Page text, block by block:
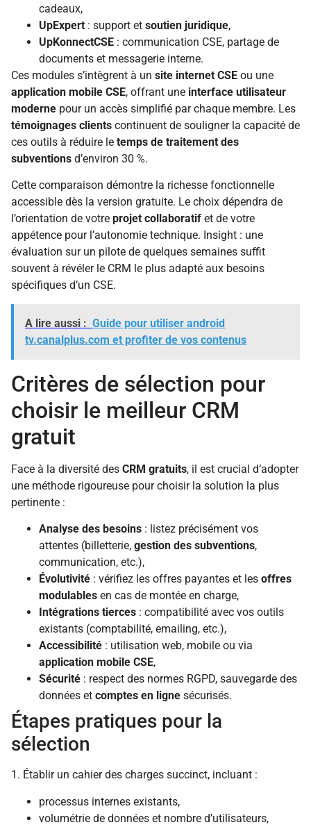
cadeaux,
UpExpert : support et soutien juridique,
UpKonnectCSE : communication CSE, partage de
documents et messagerie interne.
Ces modules s’intègrent à un site internet CSE ou une
application mobile CSE, offrant une interface utilisateur
moderne pour un accès simplifié par chaque membre. Les
témoignages clients continuent de souligner la capacité de
ces outils à réduire le temps de traitement des
subventions d’environ 30 %.
Cette comparaison démontre la richesse fonctionnelle
accessible dès la version gratuite. Le choix dépendra de
l’orientation de votre projet collaboratif et de votre
appétence pour l’autonomie technique. Insight : une
évaluation sur un pilote de quelques semaines suffit
souvent à révéler le CRM le plus adapté aux besoins
spécifiques d’un CSE.
A lire aussi : Guide pour utiliser android
tv.canalplus.com et profiter de vos contenus
Critères de sélection pour
choisir le meilleur CRM
gratuit
Face à la diversité des CRM gratuits, il est crucial d’adopter
une méthode rigoureuse pour choisir la solution la plus
pertinente :
Analyse des besoins : listez précisément vos
attentes (billetterie, gestion des subventions,
communication, etc.),
Évolutivité : vérifiez les offres payantes et les offres
modulables en cas de montée en charge,
Intégrations tierces : compatibilité avec vos outils
existants (comptabilité, emailing, etc.),
Accessibilité : utilisation web, mobile ou via
application mobile CSE,
Sécurité : respect des normes RGPD, sauvegarde des
données et comptes en ligne sécurisés.
Étapes pratiques pour la
sélection
1. Établir un cahier des charges succinct, incluant :
processus internes existants,
volumétrie de données et nombre d’utilisateurs,